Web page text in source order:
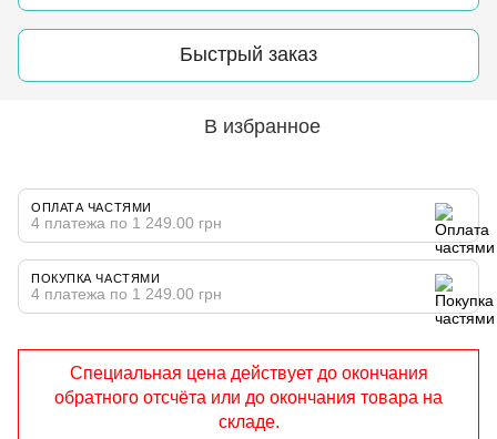
Быстрый заказ
В избранное
ОПЛАТА ЧАСТЯМИ
4 платежа по 1 249.00 грн
ПОКУПКА ЧАСТЯМИ
4 платежа по 1 249.00 грн
Специальная цена действует до окончания
обратного отсчёта или до окончания товара на
складе.